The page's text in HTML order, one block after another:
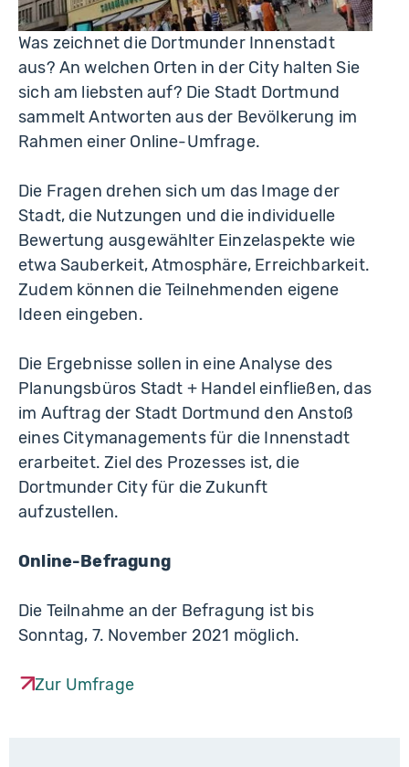
Was zeichnet die Dortmunder Innenstadt
aus? An welchen Orten in der City halten Sie
sich am liebsten auf? Die Stadt Dortmund
sammelt Antworten aus der Bevölkerung im
Rahmen einer Online-Umfrage.
Die Fragen drehen sich um das Image der
Stadt, die Nutzungen und die individuelle
Bewertung ausgewählter Einzelaspekte wie
etwa Sauberkeit, Atmosphäre, Erreichbarkeit.
Zudem können die Teilnehmenden eigene
Ideen eingeben.
Die Ergebnisse sollen in eine Analyse des
Planungsbüros Stadt + Handel einfließen, das
im Auftrag der Stadt Dortmund den Anstoß
eines Citymanagements für die Innenstadt
erarbeitet. Ziel des Prozesses ist, die
Dortmunder City für die Zukunft
aufzustellen.
Online-Befragung
Die Teilnahme an der Befragung ist bis
Sonntag, 7. November 2021 möglich.
Zur Umfrage